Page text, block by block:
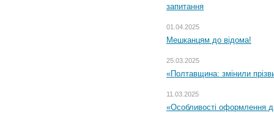
запитання
01.04.2025
Мешканцям до відома!
25.03.2025
«Полтавщина: змінили
11.03.2025
«Особливості оформлення